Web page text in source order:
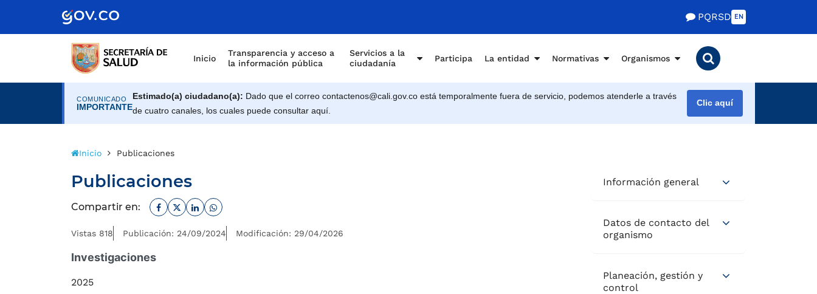
de Gobierno PQRSD EN
Inicio
Transparencia y acceso a
la información pública
Servicios a la
ciudadanía
Participa La entidad Normativas Organismos
COMUNICADO
IMPORTANTE
Estimado(a) ciudadano(a): Dado que el correo contactenos@cali.gov.co está temporalmente fuera de servicio, podemos atenderle a través
de cuatro canales, los cuales puede consultar aquí.
Clic aquí
Inicio Publicaciones
Publicaciones
Compartir en: Facebook
TwitterLinkedinWhatsapp
Vistas 818 Publicación: 24/09/2024 Modificación: 29/04/2026
Investigaciones
2025
Información general
Datos de contacto del
organismo
Planeación, gestión y
control